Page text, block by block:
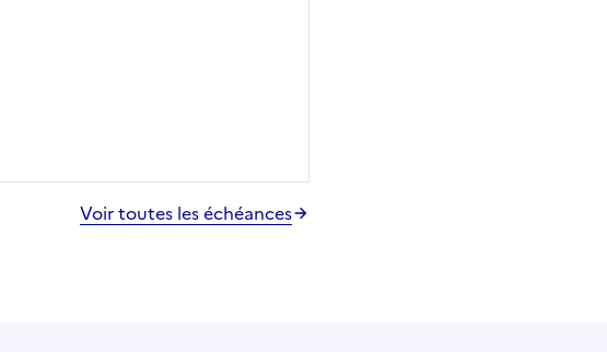
Voir toutes les échéances